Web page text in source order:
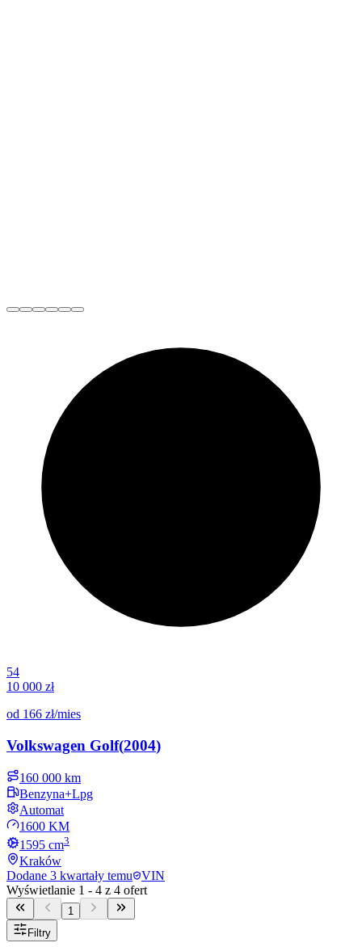
54
10 000 zł
od 166 zł/mies
Volkswagen Golf(2004)
160 000 km
Benzyna+Lpg
Automat
1600 KM
1595 cm3
Kraków
Dodane 3 kwartały temu
VIN
Wyświetlanie 1 - 4 z 4 ofert
1
Filtry